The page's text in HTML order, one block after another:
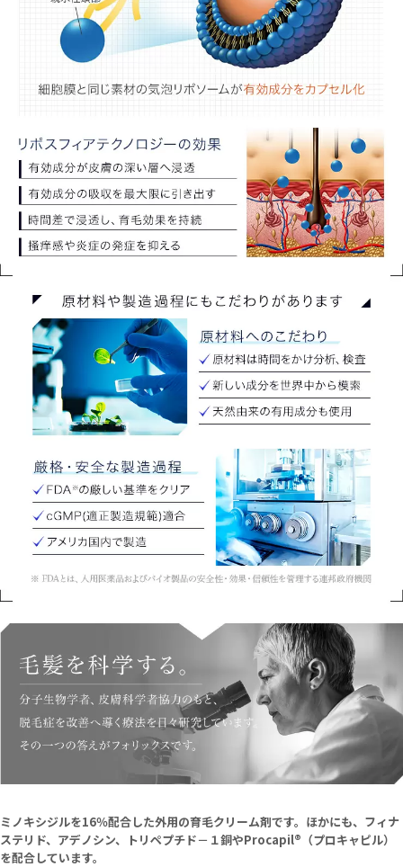
ミノキシジルを16％配合した外用の育毛クリーム剤です。ほかにも、フィナ
ステリド、アデノシン、トリペプチド－１銅やProcapil®（プロキャピル）
を配合しています。